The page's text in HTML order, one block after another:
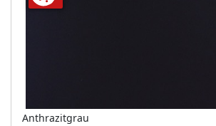
Anthrazitgrau